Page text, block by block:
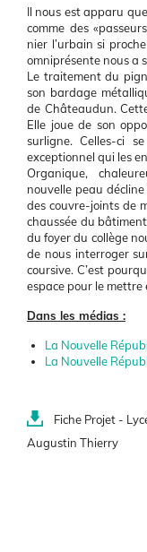
Body
Il nous est apparu
comme des
nier l’urbain si
omniprésente nous a
Le traitement du
son bardage
de Châteaudun.
Elle joue de son
surligne. Celles-ci
exceptionnel qui les
Organique,
nouvelle peau
des couvre-joints de
chaussée du
du foyer du collège
de nous interroger
coursive. C’est
espace pour le mettre
Dans les médias :
La Nouvelle
La Nouvelle
Document(s)
Fiche Projet -
Augustin Thierry